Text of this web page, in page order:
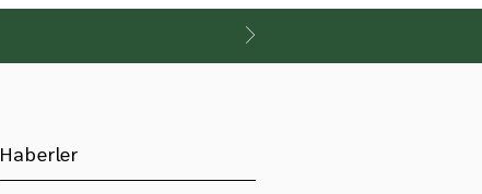
Haberler